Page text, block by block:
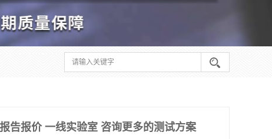
告报价 一线实验室 咨询更多的测试方案